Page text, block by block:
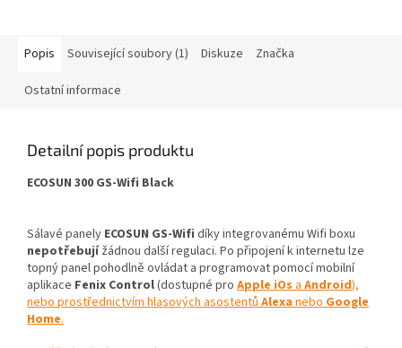
Popis Související soubory (1) Diskuze Značka
Ostatní informace
Detailní popis produktu
ECOSUN 300 GS-Wifi Black
Sálavé panely ECOSUN GS-Wifi díky integrovanému Wifi boxu
nepotřebujížádnou další regulaci. Po připojení k internetu lze
topný panel pohodlně ovládat a programovat pomocí mobilní
aplikace Fenix Control(dostupné pro Apple iOsaAndroid),
nebo prostřednictvím hlasových asostentůAlexaneboGoogle
Home.